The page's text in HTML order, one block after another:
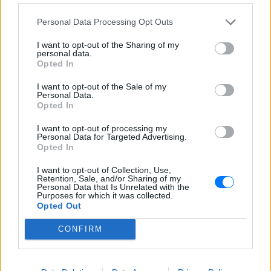
Personal Data Processing Opt Outs
I want to opt-out of the Sharing of my
personal data.
Opted In
I want to opt-out of the Sale of my
Personal Data.
Opted In
I want to opt-out of processing my
Personal Data for Targeted Advertising.
Opted In
I want to opt-out of Collection, Use,
Retention, Sale, and/or Sharing of my
Personal Data that Is Unrelated with the
Purposes for which it was collected.
Opted Out
CONFIRM
ερευνητής που κατέγραφε τη
δεν επενέβη
δεν είναι δυνατόν να πάω να επέμβω,
ούτε γίνεται να στείλω κάποιον
ζωολογίας του ΑΠΘ, Θεόδωρος Κομηνός
- Έχουν πεθάνει και έξι λυκόπουλα
Βινίσιους: Υπογράφει νέο
Βραζιλιάνος